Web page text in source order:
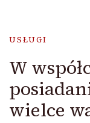
USŁUGI
W
wielce